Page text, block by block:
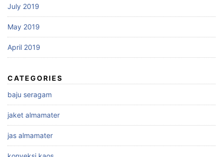
July 2019
May 2019
April 2019
CATEGORIES
baju seragam
jaket almamater
jas almamater